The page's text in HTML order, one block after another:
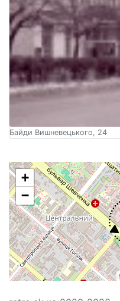
Байди Вишневецького, 24
+
−